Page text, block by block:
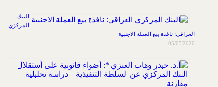
البنك
المركزي
العراقي: نافذة بيع العملة الاجنبية
05/05/2020